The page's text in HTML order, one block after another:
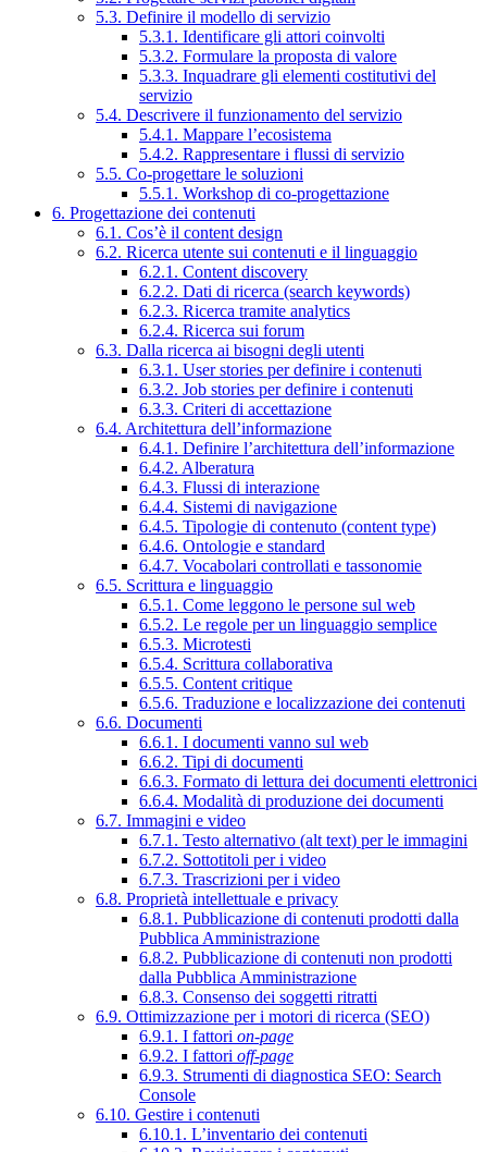
5.3. Definire il modello di servizio
5.3.1. Identificare gli attori coinvolti
5.3.2. Formulare la proposta di valore
5.3.3. Inquadrare gli elementi costitutivi del
servizio
5.4. Descrivere il funzionamento del servizio
5.4.1. Mappare l’ecosistema
5.4.2. Rappresentare i flussi di servizio
5.5. Co-progettare le soluzioni
5.5.1. Workshop di co-progettazione
6. Progettazione dei contenuti
6.1. Cos’è il content design
6.2. Ricerca utente sui contenuti e il linguaggio
6.2.1. Content discovery
6.2.2. Dati di ricerca (search keywords)
6.2.3. Ricerca tramite analytics
6.2.4. Ricerca sui forum
6.3. Dalla ricerca ai bisogni degli utenti
6.3.1. User stories per definire i contenuti
6.3.2. Job stories per definire i contenuti
6.3.3. Criteri di accettazione
6.4. Architettura dell’informazione
6.4.1. Definire l’architettura dell’informazione
6.4.2. Alberatura
6.4.3. Flussi di interazione
6.4.4. Sistemi di navigazione
6.4.5. Tipologie di contenuto (content type)
6.4.6. Ontologie e standard
6.4.7. Vocabolari controllati e tassonomie
6.5. Scrittura e linguaggio
6.5.1. Come leggono le persone sul web
6.5.2. Le regole per un linguaggio semplice
6.5.3. Microtesti
6.5.4. Scrittura collaborativa
6.5.5. Content critique
6.5.6. Traduzione e localizzazione dei contenuti
6.6. Documenti
6.6.1. I documenti vanno sul web
6.6.2. Tipi di documenti
6.6.3. Formato di lettura dei documenti elettronici
6.6.4. Modalità di produzione dei documenti
6.7. Immagini e video
6.7.1. Testo alternativo (alt text) per le immagini
6.7.2. Sottotitoli per i video
6.7.3. Trascrizioni per i video
6.8. Proprietà intellettuale e privacy
6.8.1. Pubblicazione di contenuti prodotti dalla
Pubblica Amministrazione
6.8.2. Pubblicazione di contenuti non prodotti
dalla Pubblica Amministrazione
6.8.3. Consenso dei soggetti ritratti
6.9. Ottimizzazione per i motori di ricerca (SEO)
6.9.1. I fattori on-page
6.9.2. I fattori off-page
6.9.3. Strumenti di diagnostica SEO: Search
Console
6.10. Gestire i contenuti
6.10.1. L’inventario dei contenuti